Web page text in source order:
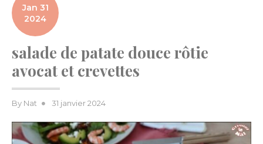
Jan 31
2024
salade de patate douce rôtie
avocat et crevettes
By Nat
Posted
31 janvier 2024